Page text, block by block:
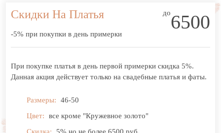
Скидки На Платья
-5% при покупки в день примерки
до6500
При покупке платья в день первой примерки скидка 5%.
Данная акция действует только на свадебные платья и фаты.
Размеры:
46-50
Цвет:
все кроме "Кружевное золото"